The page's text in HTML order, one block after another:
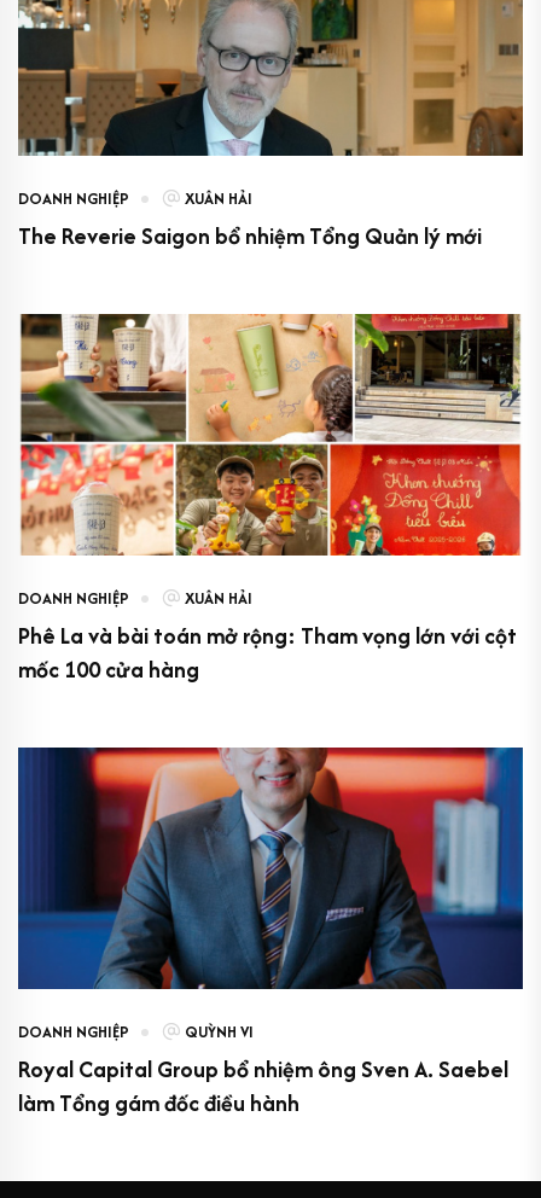
DOANH NGHIỆP XUÂN HẢI
The Reverie Saigon bổ nhiệm Tổng Quản lý mới
DOANH NGHIỆP XUÂN HẢI
Phê La và bài toán mở rộng: Tham vọng lớn với cột
mốc 100 cửa hàng
DOANH NGHIỆP QUỲNH VI
Royal Capital Group bổ nhiệm ông Sven A. Saebel
làm Tổng gám đốc điều hành